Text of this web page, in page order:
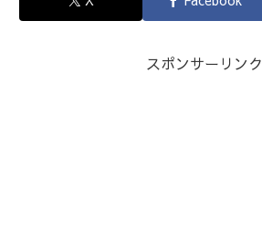
スポンサーリンク